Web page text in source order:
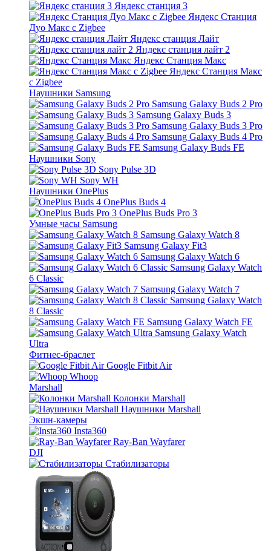
Яндекс станция 3
Яндекс Станция
Дуо Макс с Zigbee
Яндекс станция Лайт
Яндекс станция лайт 2
Яндекс Станция Макс
Яндекс Станция Макс
с Zigbee
Наушники Samsung
Samsung Galaxy Buds 2 Pro
Samsung Galaxy Buds 3
Samsung Galaxy Buds 3 Pro
Samsung Galaxy Buds 4 Pro
Samsung Galaxy Buds FE
Наушники Sony
Sony Pulse 3D
Sony WH
Наушники OnePlus
OnePlus Buds 4
OnePlus Buds Pro 3
Умные часы Samsung
Samsung Galaxy Watch 8
Samsung Galaxy Fit3
Samsung Galaxy Watch 6
Samsung Galaxy Watch
6 Classic
Samsung Galaxy Watch 7
Samsung Galaxy Watch
8 Classic
Samsung Galaxy Watch FE
Samsung Galaxy Watch
Ultra
Фитнес-браслет
Google Fitbit Air
Whoop
Marshall
Колонки Marshall
Наушники Marshall
Экшн-камеры
Insta360
Ray-Ban Wayfarer
DJI
Стабилизаторы